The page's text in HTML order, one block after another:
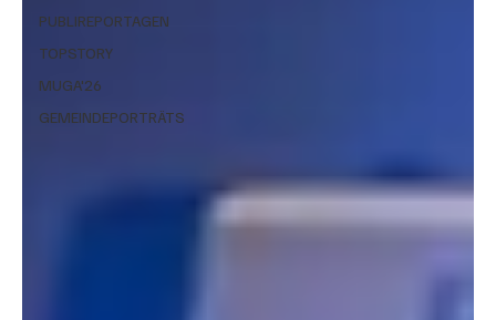
PUBLIREPORTAGEN
TOPSTORY
MUGA'26
GEMEINDEPORTRÄTS